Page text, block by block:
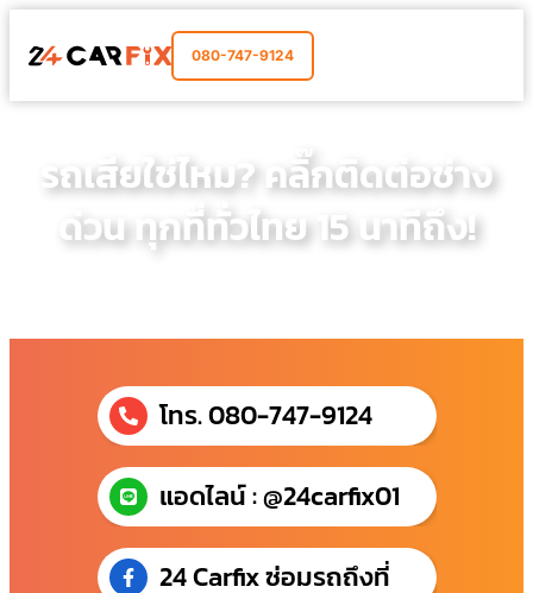
080-747-9124
รถเสียใช่ไหม? คลิ๊กติดต่อช่าง
ด่วน ทุกที่ทั่วไทย 15 นาทีถึง!
โทร. 080-747-9124
แอดไลน์ : @24carfix01
24 Carfix ซ่อมรถถึงที่